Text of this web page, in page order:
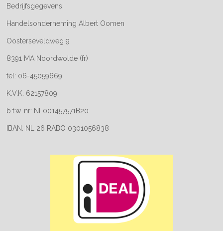
Bedrijfsgegevens:
Handelsonderneming Albert Oomen
Oosterseveldweg 9
8391 MA Noordwolde (fr)
tel: 06-45059669
K.V.K: 62157809
b.t.w. nr: NL001457571B20
IBAN: NL 26 RABO 0301056838